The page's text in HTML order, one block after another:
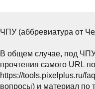
ЧПУ (аббревиатура от
В общем случае, под ЧПУ
прочтения самого URL
https://tools.pixelplus.ru/
вопросы) и материал по